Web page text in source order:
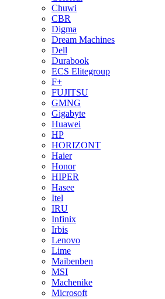
Chuwi
CBR
Digma
Dream Machines
Dell
Durabook
ECS Elitegroup
F+
FUJITSU
GMNG
Gigabyte
Huawei
HP
HORIZONT
Haier
Honor
HIPER
Hasee
Itel
IRU
Infinix
Irbis
Lenovo
Lime
Maibenben
MSI
Machenike
Microsoft